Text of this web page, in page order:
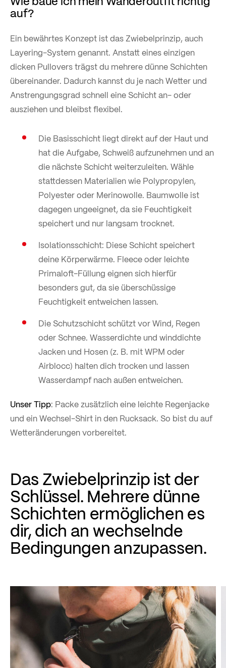
auf?
Ein bewährtes Konzept ist das Zwiebelprinzip, auch
Layering-System genannt. Anstatt eines einzigen
dicken Pullovers trägst du mehrere dünne Schichten
übereinander. Dadurch kannst du je nach Wetter und
Anstrengungsgrad schnell eine Schicht an- oder
ausziehen und bleibst flexibel.
Die Basisschicht liegt direkt auf der Haut und
hat die Aufgabe, Schweiß aufzunehmen und an
die nächste Schicht weiterzuleiten. Wähle
stattdessen Materialien wie Polypropylen,
Polyester oder Merinowolle. Baumwolle ist
dagegen ungeeignet, da sie Feuchtigkeit
speichert und nur langsam trocknet.
Isolationsschicht: Diese Schicht speichert
deine Körperwärme. Fleece oder leichte
Primaloft-Füllung eignen sich hierfür
besonders gut, da sie überschüssige
Feuchtigkeit entweichen lassen.
Die Schutzschicht schützt vor Wind, Regen
oder Schnee. Wasserdichte und winddichte
Jacken und Hosen (z. B. mit WPM oder
Airblocc) halten dich trocken und lassen
Wasserdampf nach außen entweichen.
Unser Tipp: Packe zusätzlich eine leichte Regenjacke
und ein Wechsel-Shirt in den Rucksack. So bist du auf
Wetteränderungen vorbereitet.
Das Zwiebelprinzip ist der
Schlüssel. Mehrere dünne
Schichten ermöglichen es
dir, dich an wechselnde
Bedingungen anzupassen.